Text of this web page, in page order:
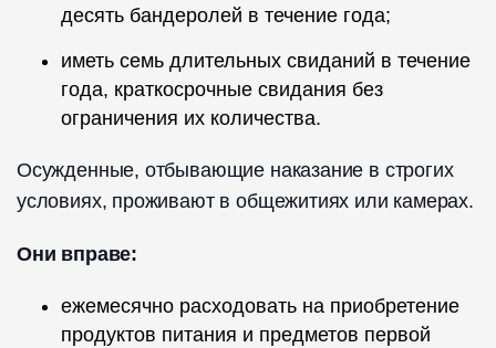
десять бандеролей в течение года;
иметь семь длительных свиданий в течение
года, краткосрочные свидания без
ограничения их количества.
Осужденные, отбывающие наказание в строгих
условиях, проживают в общежитиях или камерах.
Они вправе:
ежемесячно расходовать на приобретение
продуктов питания и предметов первой